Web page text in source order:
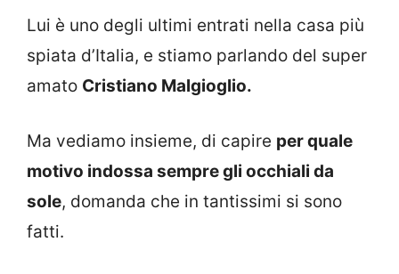
Lui è uno degli ultimi entrati nella casa più
spiata d’Italia, e stiamo parlando del super
amato Cristiano Malgioglio.
Ma vediamo insieme, di capire per quale
motivo indossa sempre gli occhiali da
sole, domanda che in tantissimi si sono
fatti.